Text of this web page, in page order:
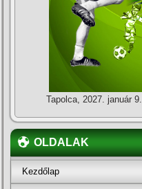
Tapolca, 2027. január 9.
OLDALAK
Kezdőlap